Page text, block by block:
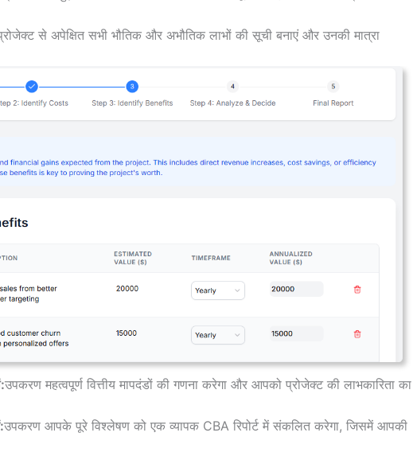
से अपेक्षित सभी भौतिक और अभौतिक लाभों की सूची बनाएं और उनकी मात्रा
उपकरण महत्वपूर्ण वित्तीय मापदंडों की गणना करेगा और आपको प्रोजेक्ट की लाभकारिता का
उपकरण आपके पूरे विश्लेषण को एक व्यापक CBA रिपोर्ट में संकलित करेगा, जिसमें आपकी